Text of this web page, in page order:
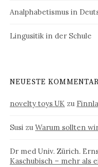
Analphabetismus in
Lingusitik in der Schule
NEUESTE
novelty toys UK zu
Susi zu Warum sollten
Dr med Univ. Zürich.
Kaschubisch – mehr als